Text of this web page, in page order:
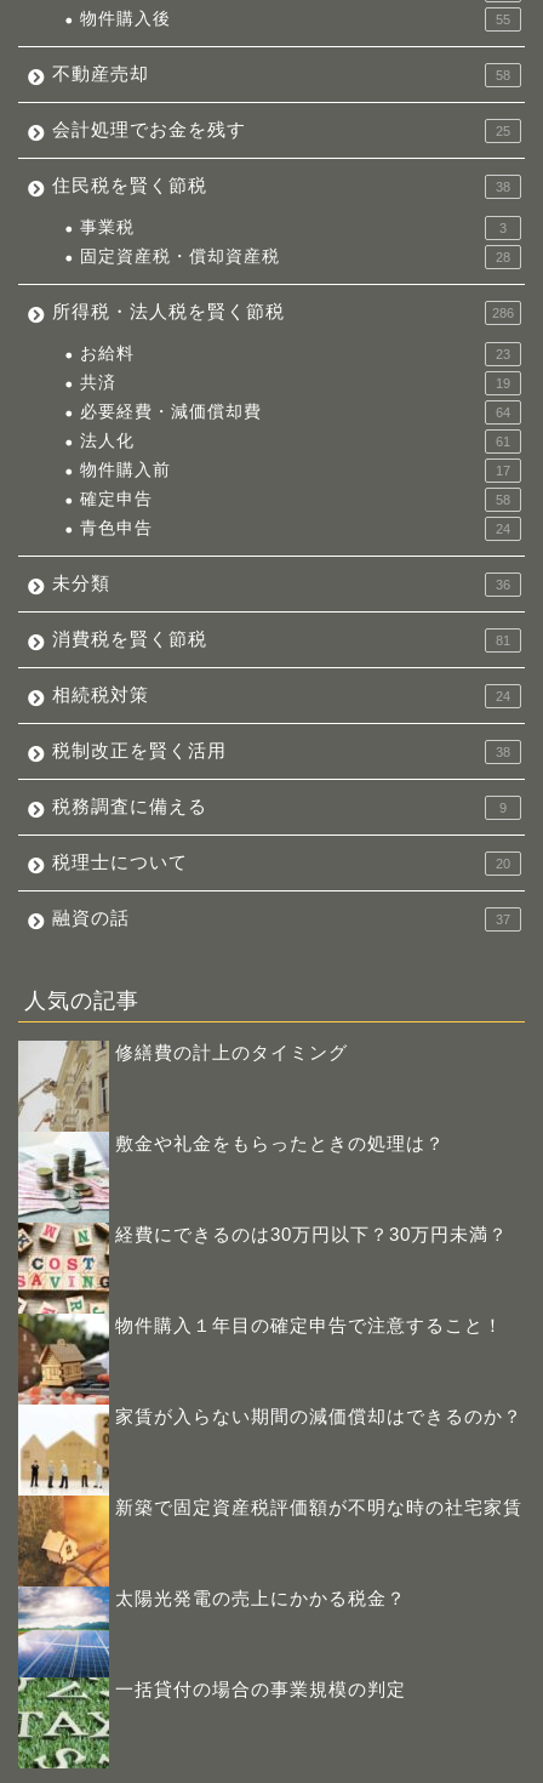
物件購入後 55
不動産売却 58
会計処理でお金を残す 25
住民税を賢く節税 38
事業税 3
固定資産税・償却資産税 28
所得税・法人税を賢く節税 286
お給料 23
共済 19
必要経費・減価償却費 64
法人化 61
物件購入前 17
確定申告 58
青色申告 24
未分類 36
消費税を賢く節税 81
相続税対策 24
税制改正を賢く活用 38
税務調査に備える 9
税理士について 20
融資の話 37
人気の記事
修繕費の計上のタイミング
敷金や礼金をもらったときの処理は？
経費にできるのは30万円以下？30万円未満？
物件購入１年目の確定申告で注意すること！
家賃が入らない期間の減価償却はできるのか？
新築で固定資産税評価額が不明な時の社宅家賃
太陽光発電の売上にかかる税金？
一括貸付の場合の事業規模の判定